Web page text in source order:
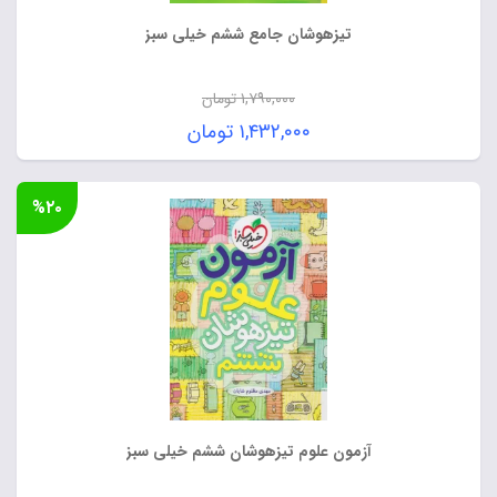
تیزهوشان جامع ششم خیلی سبز
۱,۷۹۰,۰۰۰تومان
قیمت
اصلی:
۱,۷۹۰,۰۰۰ تومان
بود.
۱,۴۳۲,۰۰۰ تومان
قیمت
فعلی:
۱,۴۳۲,۰۰۰ تومان.
آزمون علوم تیزهوشان ششم خیلی سبز
%۲۰